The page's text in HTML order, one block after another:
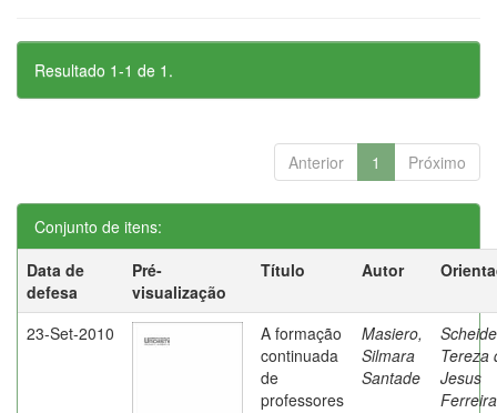
Resultado 1-1 de 1.
Anterior 1 Próximo
Conjunto de itens:
Data de
defesa
Pré-
visualização
Título Autor
23-Set-2010
A formação
continuada
de
professores
Masiero,
Silmara
Santade
Tereza
Jesus
Ferreira